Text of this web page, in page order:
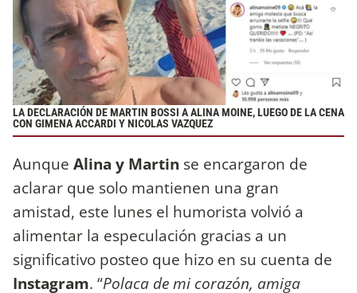
LA DECLARACIÓN DE MARTIN BOSSI A ALINA MOINE, LUEGO DE LA CENA
CON GIMENA ACCARDI Y NICOLAS VAZQUEZ
Aunque Alina y Martin se encargaron de
aclarar que solo mantienen una gran
amistad, este lunes el humorista volvió a
alimentar la especulación gracias a un
significativo posteo que hizo en su cuenta de
Instagram. “Polaca de mi corazón, amiga